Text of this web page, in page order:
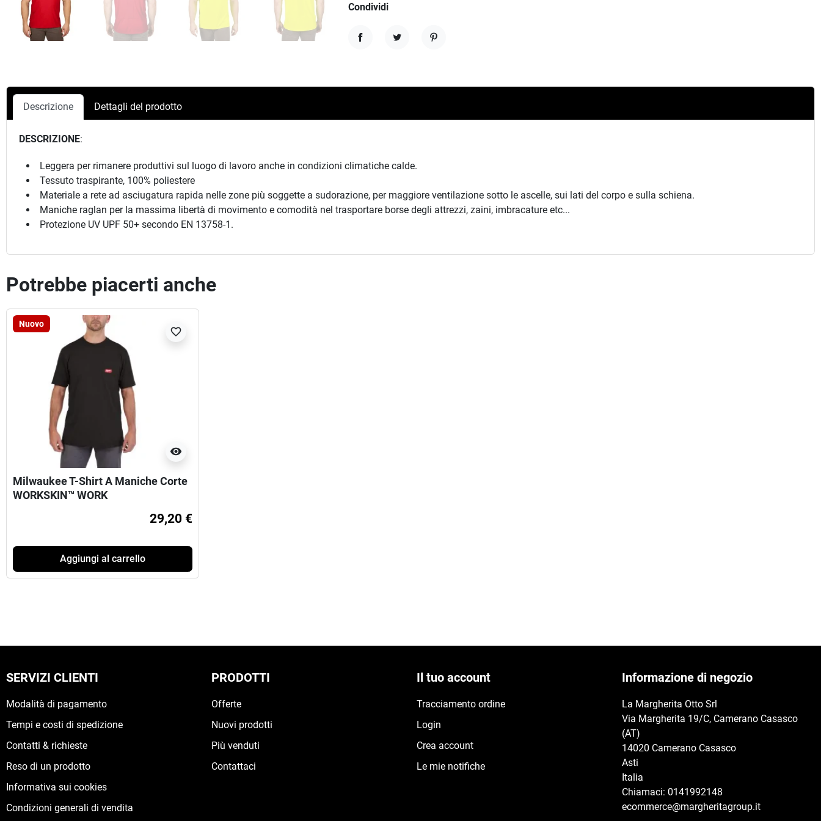
Condividi
Descrizione Dettagli del prodotto
DESCRIZIONE:
Leggera per rimanere produttivi sul luogo di lavoro anche in condizioni climatiche calde.
Tessuto traspirante, 100% poliestere
Materiale a rete ad asciugatura rapida nelle zone più soggette a sudorazione, per maggiore ventilazione sotto le ascelle, sui lati del corpo e sulla schiena.
Maniche raglan per la massima libertà di movimento e comodità nel trasportare borse degli attrezzi, zaini, imbracature etc...
Protezione UV UPF 50+ secondo EN 13758-1.
Potrebbe piacerti anche
Nuovo
visibility
favorite_border
Milwaukee T-Shirt A Maniche Corte
WORKSKIN™ WORK
29,20 €
Aggiungi al carrello
SERVIZI CLIENTI
Modalità di pagamento
Tempi e costi di spedizione
Contatti & richieste
Reso di un prodotto
Informativa sui cookies
Condizioni generali di vendita
PRODOTTI
Offerte
Nuovi prodotti
Più venduti
Contattaci
Il tuo account
Tracciamento ordine
Login
Crea account
Le mie notifiche
Informazione di negozio
La Margherita Otto Srl
Via Margherita 19/C, Camerano Casasco
(AT)
14020 Camerano Casasco
Asti
Italia
Chiamaci: 0141992148
ecommerce@margheritagroup.it